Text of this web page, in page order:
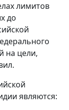
лимитов
до
на цели,
являются: